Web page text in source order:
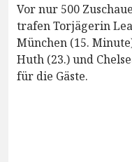
Vor nur 500
trafen Torjägerin
München (15.
Huth (23.) und
für die Gäste.